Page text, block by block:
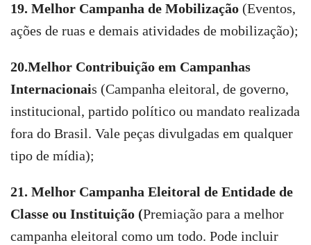
19. Melhor Campanha de Mobilização (Eventos,
ações de ruas e demais atividades de mobilização);
20.Melhor Contribuição em Campanhas
Internacionais (Campanha eleitoral, de governo,
institucional, partido político ou mandato realizada
fora do Brasil. Vale peças divulgadas em qualquer
tipo de mídia);
21. Melhor Campanha Eleitoral de Entidade de
Classe ou Instituição (Premiação para a melhor
campanha eleitoral como um todo. Pode incluir